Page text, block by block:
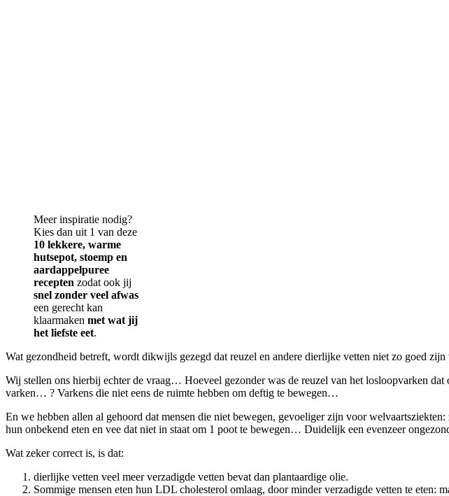
Meer inspiratie nodig?
Kies dan uit 1 van deze
10 lekkere, warme
hutsepot, stoemp en
aardappelpuree
recepten zodat ook jij
snel zonder veel afwas
een gerecht kan
klaarmaken met wat jij
het liefste eet.
Wat gezondheid betreft, wordt dikwijls gezegd dat reuzel en andere dierlijke vetten niet zo goed
Wij stellen ons hierbij echter de vraag… Hoeveel gezonder was de reuzel van het losloopvarken
varken… ? Varkens die niet eens de ruimte hebben om deftig te bewegen…
En we hebben allen al gehoord dat mensen die niet bewegen, gevoeliger zijn voor
hun onbekend eten en vee dat niet in staat om 1 poot te bewegen… Duidelijk een evenzeer
Wat zeker correct is, is dat:
dierlijke vetten veel meer verzadigde vetten bevat dan plantaardige olie.
Sommige mensen eten hun LDL cholesterol omlaag, door minder verzadigde vetten te eten: